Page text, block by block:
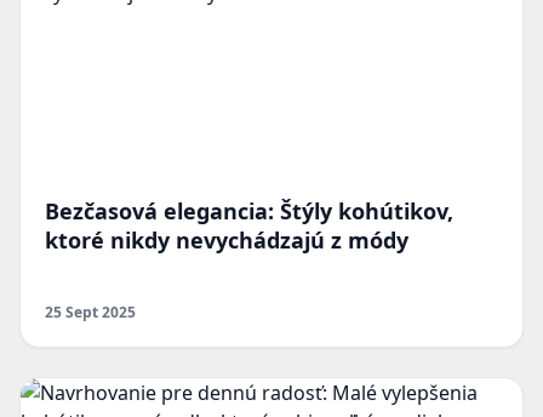
Bezčasová elegancia: Štýly kohútikov,
ktoré nikdy nevychádzajú z módy
25 Sept 2025